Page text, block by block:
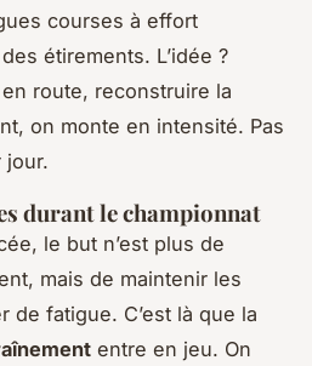
courses à effort
étirements. L’idée ?
route, reconstruire la
on monte en intensité. Pas
jour.
durant le championnat
le but n’est plus de
mais de maintenir les
de fatigue. C’est là que la
entre en jeu. On